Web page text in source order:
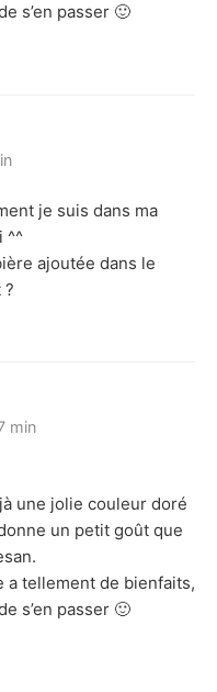
s’en passer 🙂
je suis dans ma
^^
ajoutée dans le
?
min
une jolie couleur doré
un petit goût que
a tellement de bienfaits,
s’en passer 🙂